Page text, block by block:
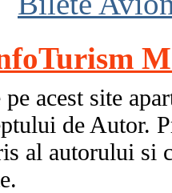
acest site
de Autor.
al autorului si